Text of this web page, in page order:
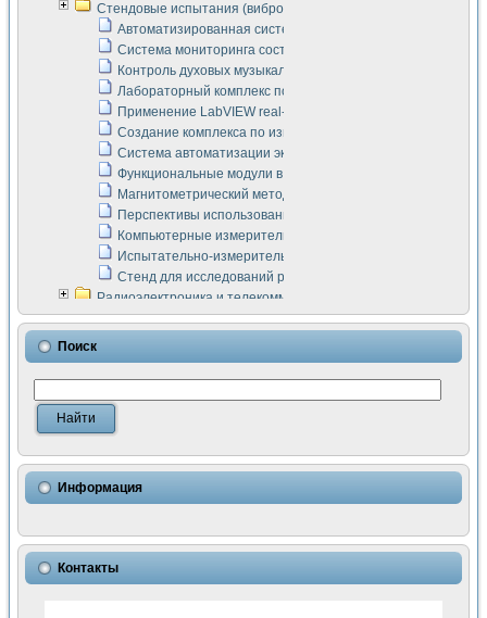
Стендовые испытания (виброакустика, тензометрия и т.п.)
Автоматизированная система измерения параметров
Система мониторинга состояния тяговых
Контроль духовых музыкальных инструментов
Лабораторный комплекс по исследованию элементной
Применение LabVIEW real-time module для
Создание комплекса по измерению скорости подвижного
Система автоматизации экспериментальных
Функциональные модули в стандарте Nl SCXI для
Магнитометрический метод в дефектоскопии сварных
Перспективы использования машинного зрения в
Компьютерные измерительные системы для
Испытательно-измерительный комплекс аппаратуры для
Стенд для исследований рабочих процессов ДВС в
Радиоэлектроника и телекоммуникации
LabVIEW в расчетах радиолиний систем передачи данных
Аппаратно-программный комплекс для исследования
Виртуальный лабораторный стенд для исследования
Измерение шумовых параметров операционных
Измерительный преобразователь на основе цифровой
Использование NI LabVIEW для математического
Исследовние возможности создания измерителя ВАХ
Математическое моделирование генератора сигналов -
Применение осциллографического модуля с высоким
Симуляция отклика импульсного радиолокационного
Автоматизация формирования уравнений состояния для
Поиск
Информация
Контакты